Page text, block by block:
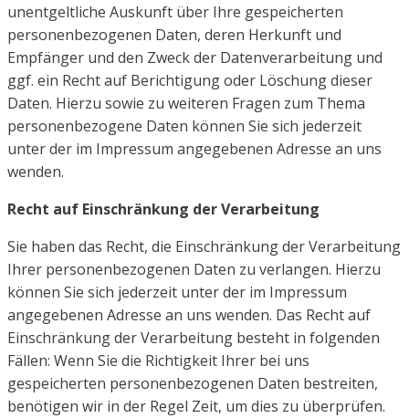
unentgeltliche Auskunft über Ihre gespeicherten
personenbezogenen Daten, deren Herkunft und
Empfänger und den Zweck der Datenverarbeitung und
ggf. ein Recht auf Berichtigung oder Löschung dieser
Daten. Hierzu sowie zu weiteren Fragen zum Thema
personenbezogene Daten können Sie sich jederzeit
unter der im Impressum angegebenen Adresse an uns
wenden.
Recht auf Einschränkung der Verarbeitung
Sie haben das Recht, die Einschränkung der Verarbeitung
Ihrer personenbezogenen Daten zu verlangen. Hierzu
können Sie sich jederzeit unter der im Impressum
angegebenen Adresse an uns wenden. Das Rechtauf
Einschränkung der Verarbeitung besteht in folgenden
Fällen: Wenn Sie die Richtigkeit Ihrer bei uns
gespeicherten personenbezogenen Daten bestreiten,
benötigen wir in der Regel Zeit, um dies zu überprüfen.